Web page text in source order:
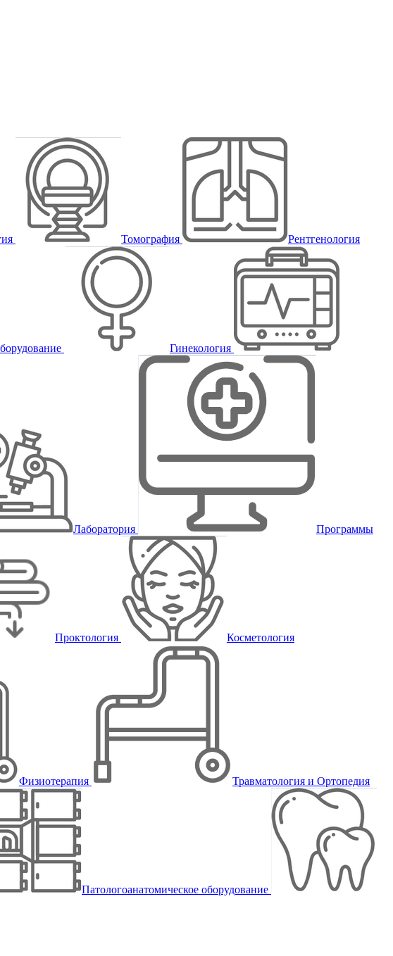
Томография Рентгенология
Гинекология
Лаборатория Программы
Проктология Косметология
Физиотерапия Травматология и Ортопедия
Патологоанатомическое оборудование